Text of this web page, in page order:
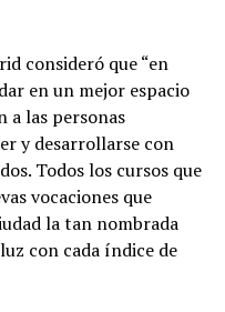
consideró que “en
en un mejor espacio
a las personas
y desarrollarse con
Todos los cursos que
vocaciones que
la tan nombrada
con cada índice de